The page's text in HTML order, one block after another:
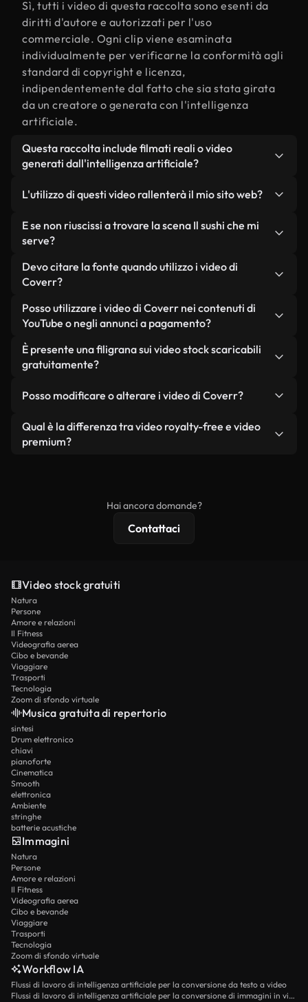
Sì, tutti i video di questa raccolta sono esenti da
diritti d'autore e autorizzati per l'uso
commerciale. Ogni clip viene esaminata
individualmente per verificarne la conformità agli
standard di copyright e licenza,
indipendentemente dal fatto che sia stata girata
da un creatore o generata con l'intelligenza
artificiale.
Questa raccolta include filmati reali o video
generati dall'intelligenza artificiale?
da filmati reali, girati da persone, relativi a Il sushi,
e da video generati dall'intelligenza artificiale.
Ogni video è chiaramente etichettato, così saprai
L'utilizzo di questi video rallenterà il mio sito web?
Non se scegli le nostre versioni ottimizzate.
Offriamo formati leggeri e pronti per il web,
mantengono alta la qualità, riducono al minimo i
tempi di caricamento e migliorano parametri
come LCP.
E se non riuscissi a trovare la scena Il sushi che mi
serve?
Puoi crearne uno all'istante utilizzando Coverr AI
Studio. Ti basta descrivere la scena, ad esempio "Il
secondi un video personalizzato in conformità con
i nostri standard di licenza.
Devo citare la fonte quando utilizzo i video di
Coverr?
Non è richiesto alcun riconoscimento dell'autore.
Tutti i video presenti nella nostra libreria sono
senza citare il creatore, sebbene sia sempre
gradito.
Posso utilizzare i video di Coverr nei contenuti di
YouTube o negli annunci a pagamento?
Sì. Tutti i filmati di Coverr possono essere utilizzati
in video monetizzati su YouTube, promozioni sui
condizione che non si rivendano o ridistribuiscano
È presente una filigrana sui video stock scaricabili
gratuitamente?
reali o generati dall'intelligenza artificiale, include
filigrane. Avrai a disposizione filmati puliti e pronti
all'uso.
Posso modificare o alterare i video di Coverr?
Sì. Siete liberi di tagliare, ritagliare o remixare i
nostri video. Assicuratevi solo che il prodotto
Qual è la differenza tra video royalty-free e video
premium?
Hai ancora domande?
Contattaci
Video stock gratuiti
Natura
Persone
Amore e relazioni
Il Fitness
Videografia aerea
Cibo e bevande
Viaggiare
Trasporti
Tecnologia
Zoom di sfondo virtuale
Musica gratuita di repertorio
sintesi
Drum elettronico
chiavi
pianoforte
Cinematica
Smooth
elettronica
Ambiente
stringhe
batterie acustiche
Immagini
Natura
Persone
Amore e relazioni
Il Fitness
Videografia aerea
Cibo e bevande
Viaggiare
Trasporti
Tecnologia
Zoom di sfondo virtuale
Workflow IA
Flussi di lavoro di intelligenza artificiale per la conversione da testo a video
Flussi di lavoro di intelligenza artificiale per la conversione di immagini in video